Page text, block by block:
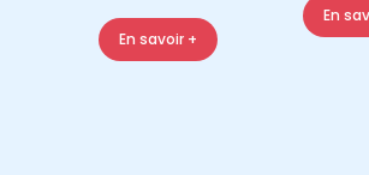
En savoir +
En